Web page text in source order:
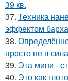
39 кв.
37. Техника
эффектом
38.
просто не в
39. Эта мини -
40. Это как